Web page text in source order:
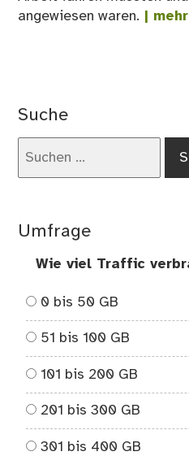
angewiesen waren. | mehr
Suche
Umfrage
Wie viel Traffic
0 bis 50 GB
51 bis 100 GB
101 bis 200 GB
201 bis 300 GB
301 bis 400 GB